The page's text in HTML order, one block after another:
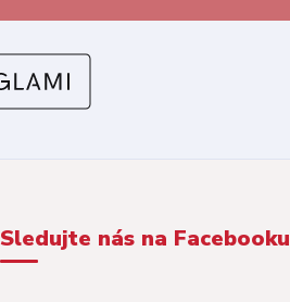
Sledujte nás na Facebooku